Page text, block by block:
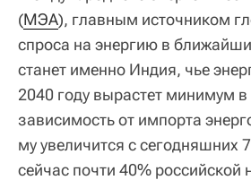
(МЭА), главным источником
спроса на энергию в
станет именно Индия, чье
2040 году вырастет минимум
зависимость от импорта
му увеличится с сегодняшних
сейчас почти 40% российской